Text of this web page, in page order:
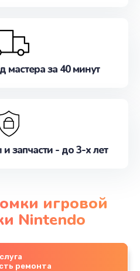
мастера за 40 минут
запчасти - до 3-х лет
игровой
Nintendo
ремонта